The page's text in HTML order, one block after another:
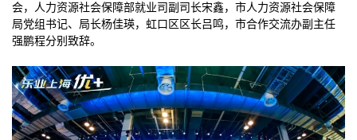
会，人力资源社会保障部就业司副司长宋鑫，市人力资源社会保障
局党组书记、局长杨佳瑛，虹口区区长吕鸣，市合作交流办副主任
强鹏程分别致辞。